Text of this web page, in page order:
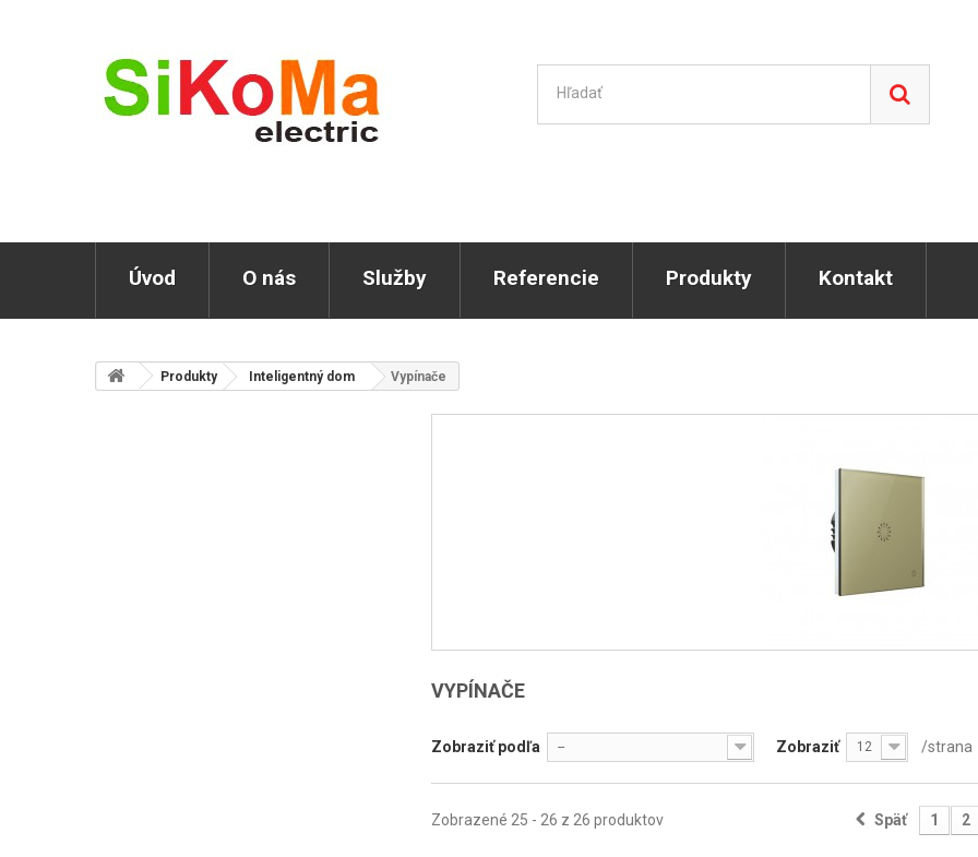
Úvod O nás Služby Referencie Produkty Kontakt
Produkty Inteligentný dom Vypínače
VYPÍNAČE
Zobraziť podľa -- Zobraziť 12 /strana
Späť 1 2
Zobrazené 25 - 26 z 26 produktov